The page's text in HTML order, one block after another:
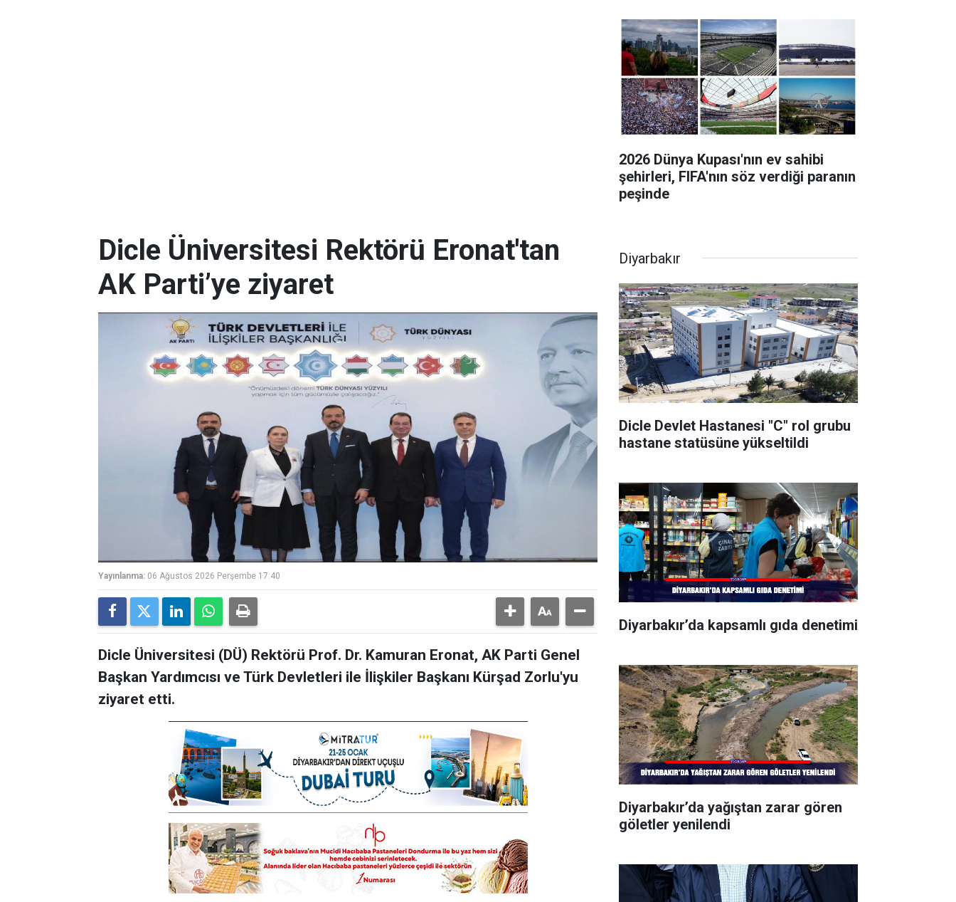
2026 Dünya Kupası'nın ev sahibi
şehirleri, FIFA'nın söz verdiği paranın
peşinde
Dicle Üniversitesi Rektörü Eronat'tan
AK Parti’ye ziyaret
Yayınlanma: 06 Ağustos 2026 Perşembe 17:40
Dicle Üniversitesi (DÜ) Rektörü Prof. Dr. Kamuran Eronat, AK Parti Genel
Başkan Yardımcısı ve Türk Devletleri ile İlişkiler Başkanı Kürşad Zorlu'yu
ziyaret etti.
Diyarbakır
Dicle Devlet Hastanesi "C" rol grubu
hastane statüsüne yükseltildi
Diyarbakır’da kapsamlı gıda denetimi
Diyarbakır’da yağıştan zarar gören
göletler yenilendi